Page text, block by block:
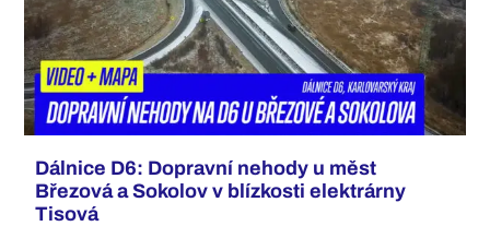
Dálnice D6: Dopravní nehody u měst
Březová a Sokolov v blízkosti elektrárny
Tisová